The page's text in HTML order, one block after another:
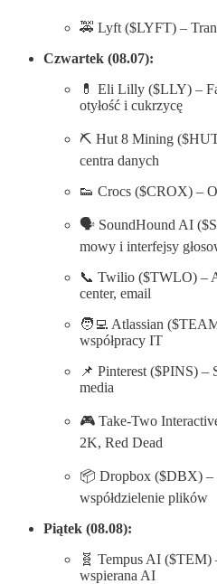
🚕 Lyft ($LYFT) –
Czwartek (08.07):
💊 Eli Lilly ($LLY) –
otyłość i cukrzycę
⛏️ Hut 8 Mining
centra danych
👟 Crocs ($CROX) –
🗣️ SoundHound AI
mowy i interfejsy
📞 Twilio ($TWLO) –
center, email
🧑‍💻 Atlassian
współpracy IT
📌 Pinterest ($PINS) –
media
🎮 Take-Two
2K, Red Dead
📦 Dropbox ($DBX) –
współdzielenie plików
Piątek (08.08):
🧬 Tempus AI ($TEM)
wspierana AI